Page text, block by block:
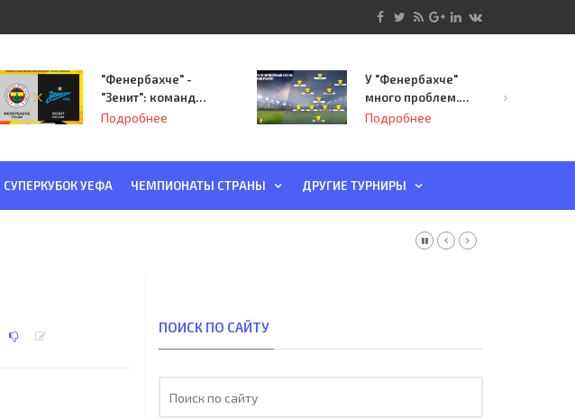
"Фенербахче" -
"Зенит": команда
Семака начинает
Подробнее
У "Фенербахче"
много проблем.
Но он опасен для
Подробнее
СУПЕРКУБОК УЕФА ЧЕМПИОНАТЫ СТРАНЫ ДРУГИЕ ТУРНИРЫ
ПОИСК ПО САЙТУ